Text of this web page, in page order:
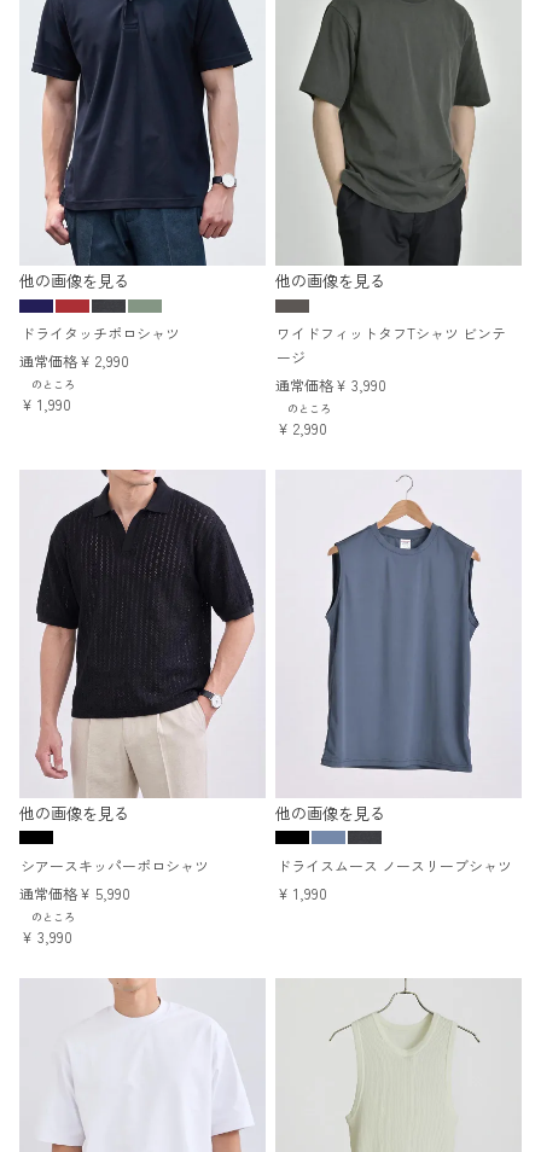
他の画像を見る
ドライタッチポロシャツ
通常価格¥ 2,990
のところ
¥ 1,990
他の画像を見る
ワイドフィットタフTシャツ ビンテ
ージ
通常価格¥ 3,990
のところ
¥ 2,990
他の画像を見る
シアースキッパーポロシャツ
通常価格¥ 5,990
のところ
¥ 3,990
他の画像を見る
ドライスムース ノースリーブシャツ
¥ 1,990